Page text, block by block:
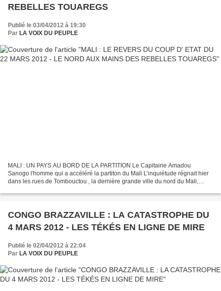
REBELLES TOUAREGS
Publié le 03/04/2012 à 19:30
Par LA VOIX DU PEUPLE
MALI : UN PAYS AU BORD DE LA PARTITION Le Capitaine Amadou
Sanogo l'homme qui a accéléré la partiton du Mali L’inquiétude régnait hier
dans les rues de Tombouctou , la dernière grande ville du nord du Mali,
CONGO BRAZZAVILLE : LA CATASTROPHE DU
4 MARS 2012 - LES TÉKÉS EN LIGNE DE MIRE
Publié le 02/04/2012 à 22:04
Par LA VOIX DU PEUPLE